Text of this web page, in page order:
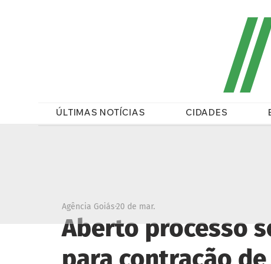
ÚLTIMAS NOTÍCIAS CIDADES
//
Aberto processo
Agência Goiás20 de mar.